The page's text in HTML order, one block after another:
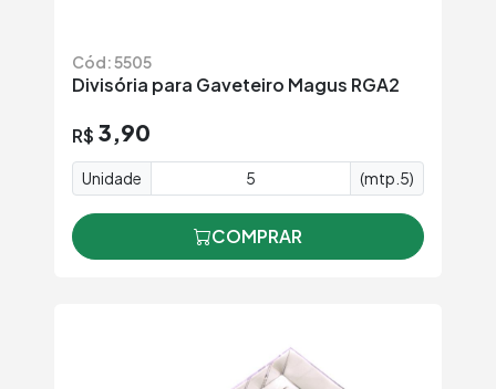
Cód: 5505
Divisória para Gaveteiro Magus RGA2
R$ 3,90
Unidade (mtp.5)
COMPRAR